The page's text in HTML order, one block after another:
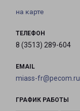
на карте
ТЕЛЕФОН
8 (3513) 289-604
EMAIL
miass-fr@pecom.ru
ГРАФИК РАБОТЫ